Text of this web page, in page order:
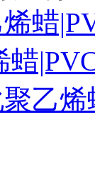
蜡
蜡
乙烯